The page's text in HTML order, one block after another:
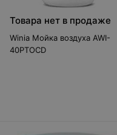
Товара нет в продаже
Winia Мойка воздуха AWI-
40PTOCD